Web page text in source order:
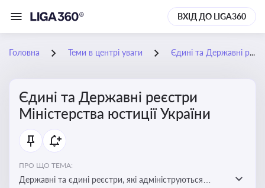
ВХІД ДО LIGA360
Головна Теми в центрі уваги Єдині та Державні реєстри Міністерства юстиції України
Єдині та Державні реєстри
Міністерства юстиції України
ПРО ЩО ТЕМА:
Державні та єдині реєстри, які адмініструються